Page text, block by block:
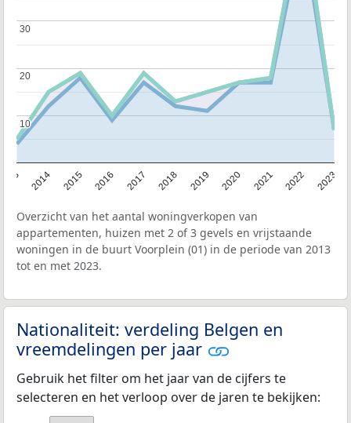
2014 2015 2016 2017 2018 2019 2020 2021 2022 2023
10
10
20
20
30
30
Overzicht van het aantal woningverkopen van
appartementen, huizen met 2 of 3 gevels en vrijstaande
woningen in de buurt Voorplein (01) in de periode van 2013
tot en met 2023.
Nationaliteit: verdeling Belgen en
vreemdelingen per jaar
Gebruik het filter om het jaar van de cijfers te
selecteren en het verloop over de jaren te bekijken: